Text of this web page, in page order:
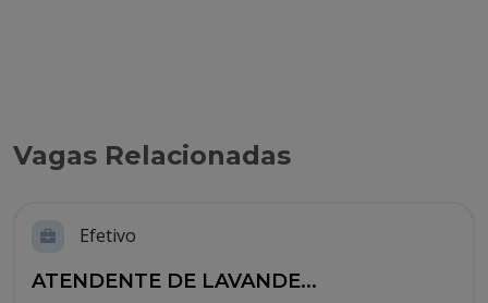
Vagas Relacionadas
Efetivo
ATENDENTE DE LAVANDE...